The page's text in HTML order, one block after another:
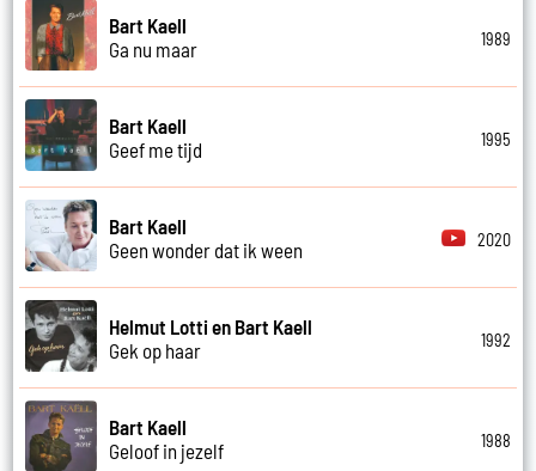
Bart Kaell
Ga nu maar
1989
Bart Kaell
Geef me tijd
1995
Bart Kaell
Geen wonder dat ik ween
2020
Helmut Lotti en Bart Kaell
Gek op haar
1992
Bart Kaell
Geloof in jezelf
1988